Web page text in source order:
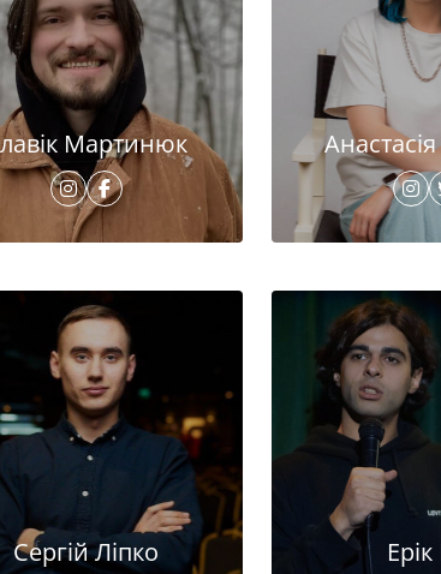
Мартинюк
Сергій Ліпко